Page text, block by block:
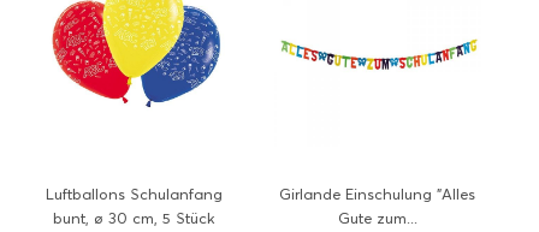
Luftballons Schulanfang
bunt, ø 30 cm, 5 Stück
Girlande Einschulung "Alles
Gute zum...